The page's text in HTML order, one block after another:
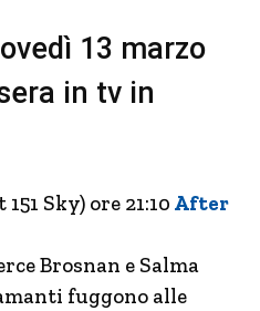
13 marzo
in tv in
Sky) ore 21:10 After
Brosnan e Salma
fuggono alle